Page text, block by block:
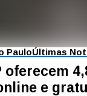
PauloÚltimas
oferecem
e